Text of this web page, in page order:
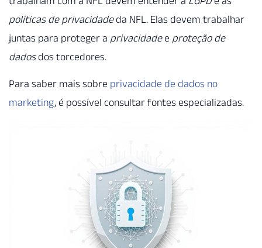
políticas de privacidadeda NFL. Elas devem trabalhar
juntas para proteger a privacidadee proteção de
dadosdos torcedores.
Para saber mais sobre privacidade de dados no
marketing, é possível consultar fontes especializadas.